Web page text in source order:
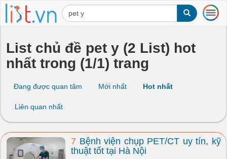
T
o
a
t
i
List chủ đề pet y (2 List) hot
nhất trong (1/1) trang
Đang được quan tâm Mới nhất Hot nhất
Liên quan nhất
7 Bệnh viện chụp PET/CT uy tín, kỹ
thuật tốt tại Hà Nội